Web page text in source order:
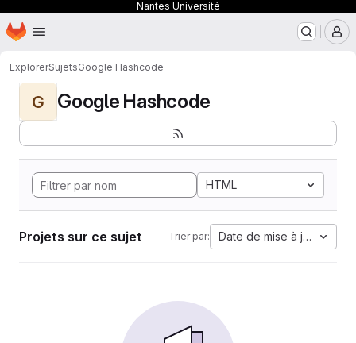
Nantes Université
Passer au contenu principal
Page d'accueil
ExplorerSujetsGoogle Hashcode
G Google Hashcode
HTML
Projets sur ce sujet Trier par: Date de mise à jour